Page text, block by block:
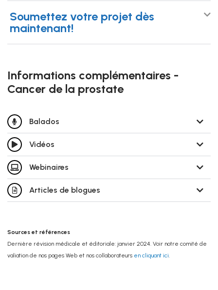
Soumettez votre projet dès
maintenant!
Informations complémentaires -
Cancer de la prostate
Balados
Vidéos
Webinaires
Articles de blogues
Sources et références
Dernière révision médicale et éditoriale: janvier 2024. Voir notre comité de
valiation de nos pages Web et nos collaborateurs en cliquant ici.